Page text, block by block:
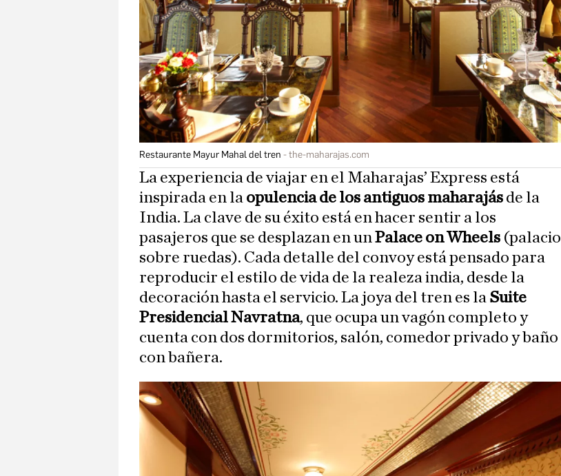
Restaurante Mayur Mahal del tren the-maharajas.com
La experiencia de viajar en el Maharajas’ Express está
inspirada en la opulencia de los antiguos maharajás de la
India. La clave de su éxito está en hacer sentir a los
pasajeros que se desplazan en un Palace on Wheels (palacio
sobre ruedas). Cada detalle del convoy está pensado para
reproducir el estilo de vida de la realeza india, desde la
decoración hasta el servicio. La joya del tren es la Suite
Presidencial Navratna, que ocupa un vagón completo y
cuenta con dos dormitorios, salón, comedor privado y baño
con bañera.